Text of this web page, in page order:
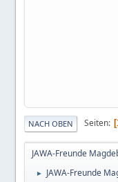
NACH OBEN Seiten
JAWA-Freunde
► JAWA-Freunde